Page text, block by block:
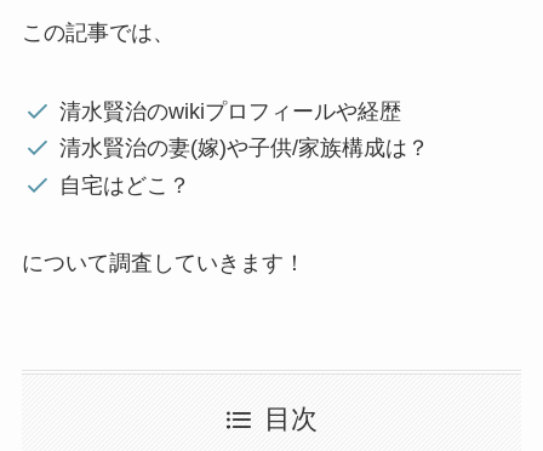
この記事では、
清水賢治のwikiプロフィールや経歴
清水賢治の妻(嫁)や子供/家族構成は？
自宅はどこ？
について調査していきます！
目次